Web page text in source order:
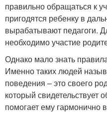
правильно обращаться к
пригодятся ребенку в
вырабатывают педагоги.
необходимо участие
Однако мало знать
Именно таких людей
поведения – это своего
который свидетельствует
помогает ему гармонично